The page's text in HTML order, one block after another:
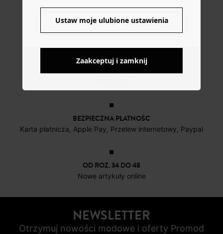
NO
DOSTAWA DO PACZKOMATÓW
4 do 6 dni roboczych
DARMOWE ZWROTY
BEZPIECZNA PŁATNOŚC
Karta płatnicza, Apple Pay, Przelew internetowy, Paypal
OD ROZ. 34 DO 48
Nowe artykuły online
NEWSLETTER
Otrzymuj nowości modowe i oferty Promod
Ustaw moje ulubione ustawienia
Zaakceptuj i zamknij